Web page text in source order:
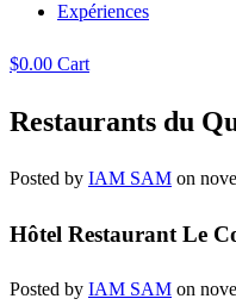
Expériences
$0.00 Cart
Restaurants du
Posted by IAM SAM on
Hôtel Restaurant Le
Posted by IAM SAM on